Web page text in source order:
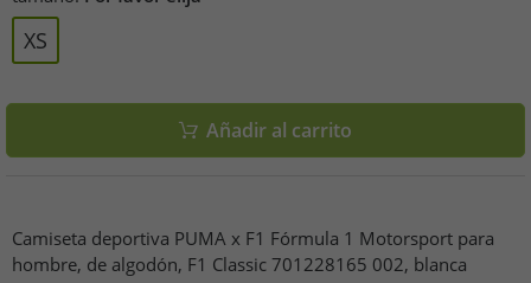
XS
Añadir al carrito
Camiseta deportiva PUMA x F1 Fórmula 1 Motorsport para
hombre, de algodón, F1 Classic 701228165 002, blanca